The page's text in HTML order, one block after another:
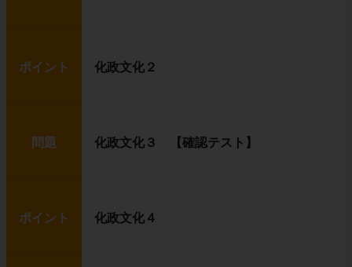
ポイント 化政文化２
問題 化政文化３ 【確認テスト】
ポイント 化政文化４